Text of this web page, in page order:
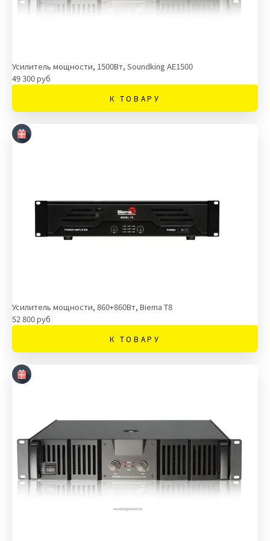
Усилитель мощности, 1500Вт, Soundking AE1500
49 300 руб
К ТОВАРУ
Усилитель мощности, 860+860Вт, Biema T8
52 800 руб
К ТОВАРУ